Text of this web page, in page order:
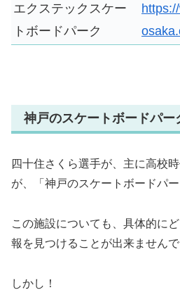
エクステックスケー
トボードパーク
神戸のスケートボードパー
四十住さくら選手が、主に高校
が、「神戸のスケートボードパー
この施設についても、具体的に
報を見つけることが出来ませんで
しかし！